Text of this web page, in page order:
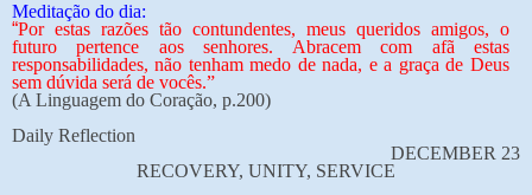
Meditação do dia:
“Por estas razões tão contundentes, meus queridos amigos, o
futuro pertence aos senhores. Abracem com afã estas
responsabilidades, não tenham medo de nada, e a graça de Deus
sem dúvida será de vocês.”
(A Linguagem do Coração, p.200)
Daily Reflection
DECEMBER 23
RECOVERY, UNITY, SERVICE